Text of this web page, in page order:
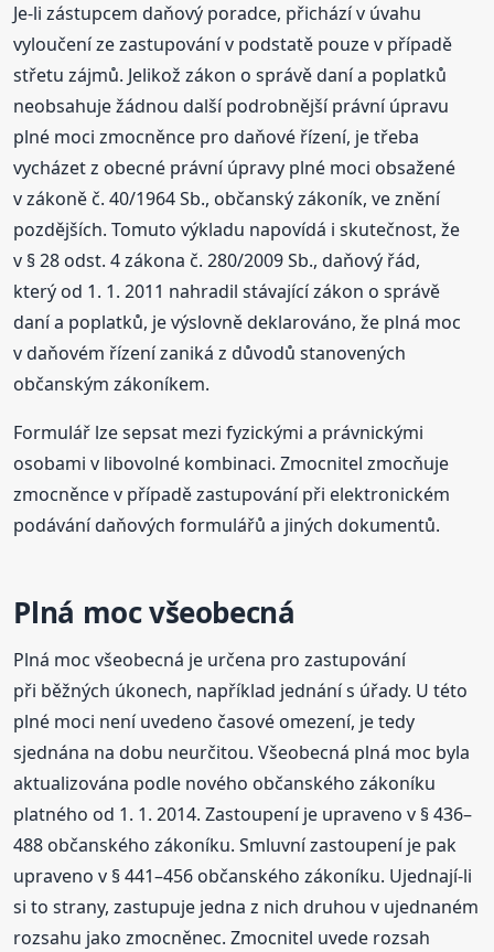
Je-li zástupcem daňový poradce, přichází v úvahu
vyloučení ze zastupování v podstatě pouze v případě
střetu zájmů. Jelikož zákon o správě daní a poplatků
neobsahuje žádnou další podrobnější právní úpravu
plné moci zmocněnce pro daňové řízení, je třeba
vycházet z obecné právní úpravy plné moci obsažené
v zákoně č. 40/1964 Sb., občanský zákoník, ve znění
pozdějších. Tomuto výkladu napovídá i skutečnost, že
v § 28 odst. 4 zákona č. 280/2009 Sb., daňový řád,
který od 1. 1. 2011 nahradil stávající zákon o správě
daní a poplatků, je výslovně deklarováno, že plná moc
v daňovém řízení zaniká z důvodů stanovených
občanským zákoníkem.
Formulář lze sepsat mezi fyzickými a právnickými
osobami v libovolné kombinaci. Zmocnitel zmocňuje
zmocněnce v případě zastupování při elektronickém
podávání daňových formulářů a jiných dokumentů.
Plná moc všeobecná
Plná moc všeobecná je určena pro zastupování
při běžných úkonech, například jednání s úřady. U této
plné moci není uvedeno časové omezení, je tedy
sjednána na dobu neurčitou. Všeobecná plná moc byla
aktualizována podle nového občanského zákoníku
platného od 1. 1. 2014. Zastoupení je upraveno v § 436–
488 občanského zákoníku. Smluvní zastoupení je pak
upraveno v § 441–456 občanského zákoníku. Ujednají-li
si to strany, zastupuje jedna z nich druhou v ujednaném
rozsahu jako zmocněnec. Zmocnitel uvede rozsah